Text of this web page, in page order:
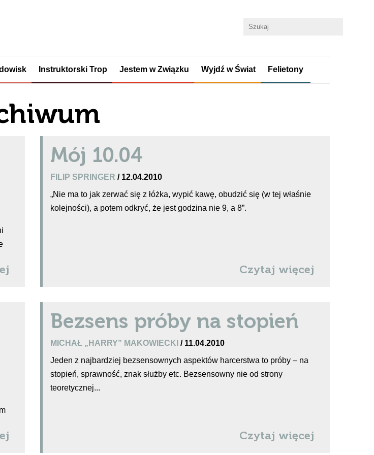
Instruktorski Trop Jestem w Związku Wyjdź w Świat Felietony
Mój 10.04
FILIP SPRINGER / 12.04.2010
„Nie ma to jak zerwać się z łóżka, wypić kawę, obudzić się (w tej właśnie
kolejności), a potem odkryć, że jest godzina nie 9, a 8”.
Czytaj więcej
Bezsens próby na stopień
MICHAŁ „HARRY” MAKOWIECKI / 11.04.2010
Jeden z najbardziej bezsensownych aspektów harcerstwa to próby – na
stopień, sprawność, znak służby etc. Bezsensowny nie od strony
teoretycznej...
Czytaj więcej